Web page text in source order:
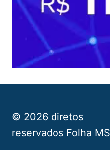
© 2026 diretos
reservados Folha MS